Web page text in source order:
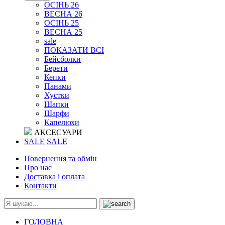
ОСІНЬ 26
ВЕСНА 26
ОСІНЬ 25
ВЕСНА 25
sale
ПОКАЗАТИ ВСІ
Бейсболки
Берети
Кепки
Панами
Хустки
Шапки
Шарфи
Капелюхи
АКСЕСУАРИ
SALE SALE
Повернення та обмін
Про нас
Доставка і оплата
Контакти
ГОЛОВНА